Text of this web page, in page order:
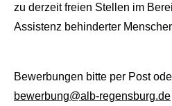
zu derzeit freien Stellen im
Assistenz behinderter
Bewerbungen bitte per Post
bewerbung@alb-regensburg.de